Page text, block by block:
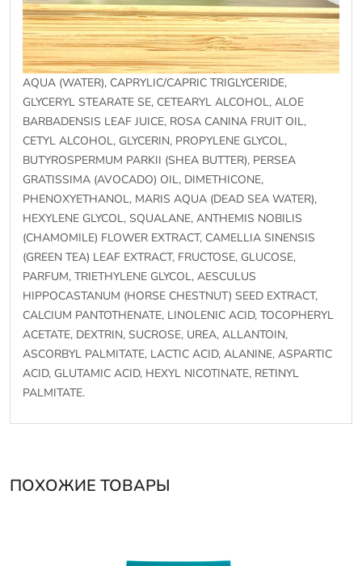
AQUA (WATER), CAPRYLIC/CAPRIC TRIGLYCERIDE,
GLYCERYL STEARATE SE, CETEARYL ALCOHOL, ALOE
BARBADENSIS LEAF JUICE, ROSA CANINA FRUIT OIL,
CETYL ALCOHOL, GLYCERIN, PROPYLENE GLYCOL,
BUTYROSPERMUM PARKII (SHEA BUTTER), PERSEA
GRATISSIMA (AVOCADO) OIL, DIMETHICONE,
PHENOXYETHANOL, MARIS AQUA (DEAD SEA WATER),
HEXYLENE GLYCOL, SQUALANE, ANTHEMIS NOBILIS
(CHAMOMILE) FLOWER EXTRACT, CAMELLIA SINENSIS
(GREEN TEA) LEAF EXTRACT, FRUCTOSE, GLUCOSE,
PARFUM, TRIETHYLENE GLYCOL, AESCULUS
HIPPOCASTANUM (HORSE CHESTNUT) SEED EXTRACT,
CALCIUM PANTOTHENATE, LINOLENIC ACID, TOCOPHERYL
ACETATE, DEXTRIN, SUCROSE, UREA, ALLANTOIN,
ASCORBYL PALMITATE, LACTIC ACID, ALANINE, ASPARTIC
ACID, GLUTAMIC ACID, HEXYL NICOTINATE, RETINYL
PALMITATE.
ПОХОЖИЕ ТОВАРЫ